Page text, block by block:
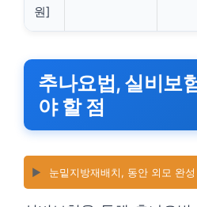
원]
추나요법, 실비보
야 할 점
▶️ 눈밑지방재배치, 동안 외모 완